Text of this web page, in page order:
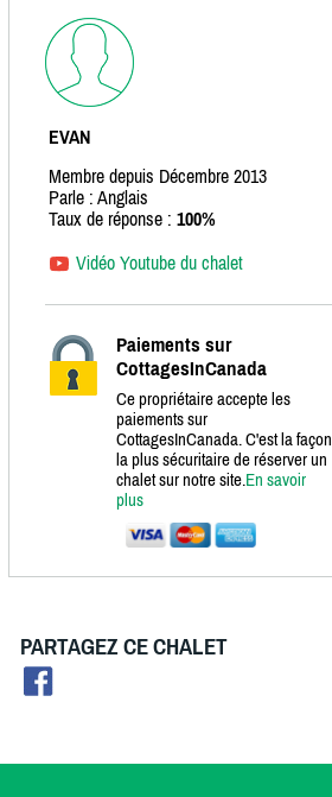
EVAN
Membre depuis Décembre 2013
Parle : Anglais
Taux de réponse : 100%
Vidéo Youtube du chalet
Paiements sur
CottagesInCanada
Ce propriétaire accepte les
paiements sur
CottagesInCanada. C'est la façon
la plus sécuritaire de réserver un
chalet sur notre site.En savoir
plus
PARTAGEZ CE CHALET